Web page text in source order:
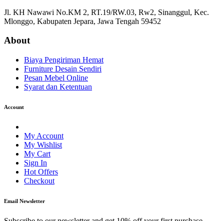
Jl. KH Nawawi No.KM 2, RT.19/RW.03, Rw2, Sinanggul, Kec.
Mlonggo, Kabupaten Jepara, Jawa Tengah 59452
About
Biaya Pengiriman Hemat
Furniture Desain Sendiri
Pesan Mebel Online
Syarat dan Ketentuan
Account
My Account
My Wishlist
My Cart
Sign In
Hot Offers
Checkout
Email Newsletter